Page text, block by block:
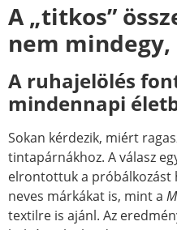
A „titkos”
nem
A ruhajelölés
mindennapi
Sokan kérdezik, miért
tintapárnákhoz. A válasz
elrontottuk a próbálkozást
neves márkákat is, mint a
textilre is ajánl. Az